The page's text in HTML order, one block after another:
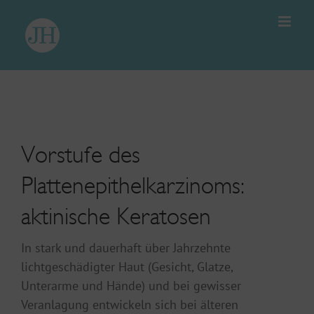
Inhalt
springen
Vorstufe des
Plattenepithelkarzinoms:
aktinische Keratosen
In stark und dauerhaft über Jahrzehnte
lichtgeschädigter Haut (Gesicht, Glatze,
Unterarme und Hände) und bei gewisser
Veranlagung entwickeln sich bei älteren